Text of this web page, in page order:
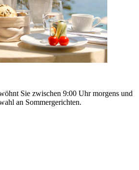
Sie zwischen 9:00 Uhr morgens und
an Sommergerichten.